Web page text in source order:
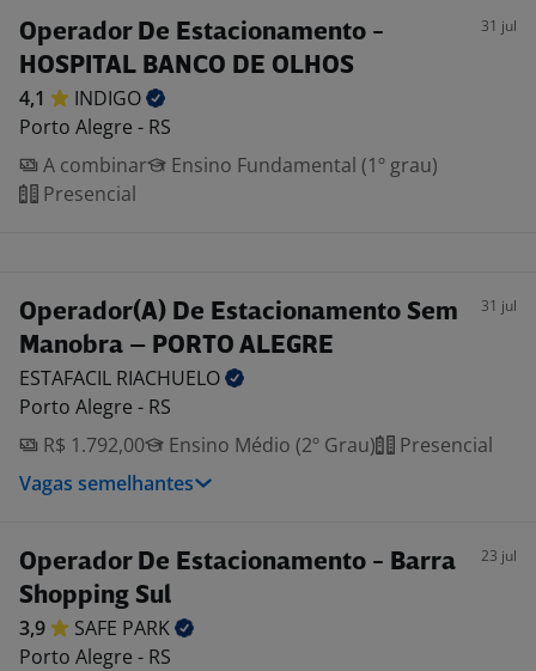
Operador De Estacionamento -
HOSPITAL BANCO DE OLHOS
31 jul
4,1
INDIGO
Porto Alegre - RS
A combinar
Ensino Fundamental (1º grau)
Presencial
Operador(A) De Estacionamento Sem
Manobra – PORTO ALEGRE
31 jul
ESTAFACIL RIACHUELO
Porto Alegre - RS
R$ 1.792,00
Ensino Médio (2º Grau)
Presencial
Vagas semelhantes
Operador De Estacionamento - Barra
Shopping Sul
23 jul
3,9 SAFE PARK
Porto Alegre - RS